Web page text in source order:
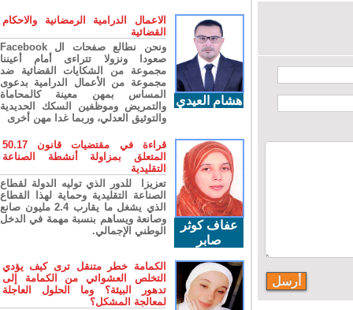
هشام العيدي
الاعمال الدرامية الرمضانية والاحكام
القضائية
ونحن نطالع صفحات ال Facebook
صعودا ونزولا تتراءى أمام أعيننا
مجموعة من الشكايات القضائية ضد
مجموعة من الأعمال الدرامية بدعوى
المساس بمهن معينة كالمحاماة
والتمريض وموظفين السكك الحديدية
والتوثيق العدلي، وربما غدا مهن أخرى
عفاف كوثر
صابر
قراءة في مقتضيات قانون 50.17
المتعلق بمزاولة أنشطة الصناعة
التقليدية
تعزيزا للدور الذي توليه الدولة لقطاع
الصناعة التقليدية وحماية لهذا القطاع
الذي يشغل ما يقارب 2.4 مليون صانع
وصانعة ويساهم بنسبة مهمة في الدخل
الوطني الإجمالي.
الكمامة خطر متنقل ترى كيف يؤدي
التخلص العشوائي من الكمامة إلى
تدهور البيئة؟ وما الحلول العاجلة
لمعالجة المشكل؟